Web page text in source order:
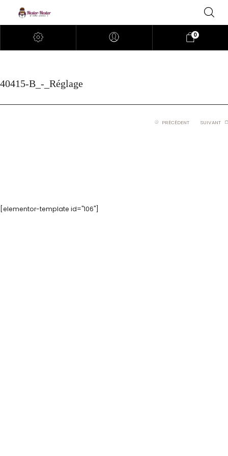
0
40415-B_-_Réglage
PRÉCÉDENT SUIVANT
[elementor-template id="106"]